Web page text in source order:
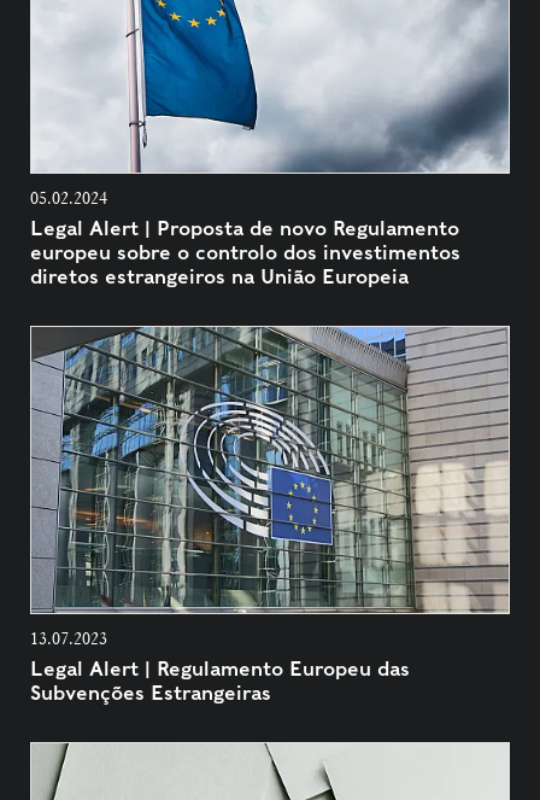
05.02.2024
Legal Alert | Proposta de novo Regulamento
europeu sobre o controlo dos investimentos
diretos estrangeiros na União Europeia
13.07.2023
Legal Alert | Regulamento Europeu das
Subvenções Estrangeiras